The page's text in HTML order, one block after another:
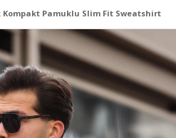
Kompakt Pamuklu Slim Fit Sweatshirt